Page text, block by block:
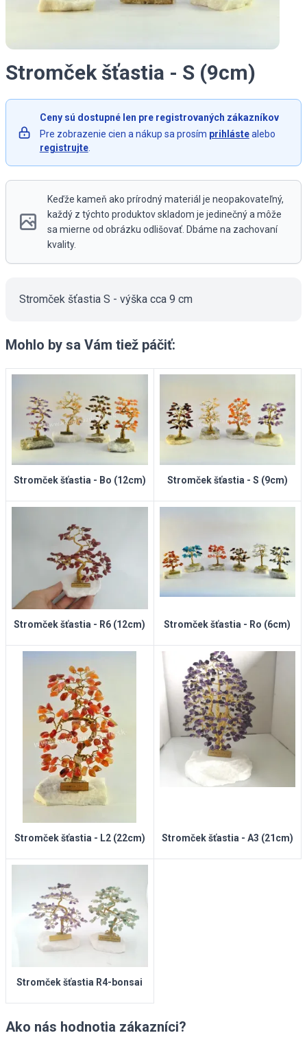
Stromček šťastia - S (9cm)
Ceny sú dostupné len pre registrovaných zákazníkov
Pre zobrazenie cien a nákup sa prosím prihlástealebo
registrujte.
Keďže kameň ako prírodný materiál je neopakovateľný,
každý z týchto produktov skladom je jedinečný a môže
sa mierne od obrázku odlišovať. Dbáme na zachovaní
kvality.
Stromček šťastia S - výška cca 9 cm
Mohlo by sa Vám tiež páčiť:
Stromček šťastia - Bo (12cm) Stromček šťastia - S (9cm)
Stromček šťastia - R6 (12cm) Stromček šťastia - Ro (6cm)
Stromček šťastia - L2 (22cm) Stromček šťastia - A3 (21cm)
Stromček šťastia R4-bonsai
Ako nás hodnotia zákazníci?